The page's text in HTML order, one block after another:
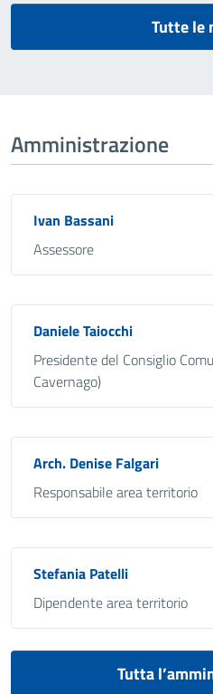
Tutte le
Amministrazione
Ivan Bassani
Assessore
Daniele Taiocchi
Presidente del Consiglio
Cavernago)
Arch. Denise Falgari
Responsabile area territorio
Stefania Patelli
Dipendente area territorio
Tutta